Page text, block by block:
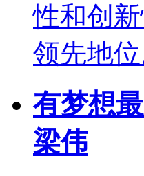
性和创
领先地位
有梦想
梁伟